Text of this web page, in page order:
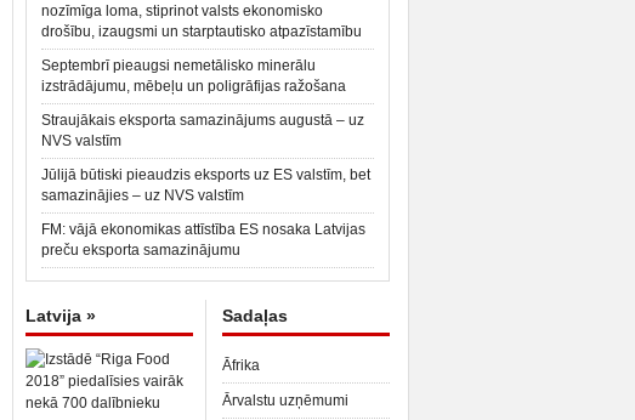
nozīmīga loma, stiprinot valsts ekonomisko
drošību, izaugsmi un starptautisko atpazīstamību
Septembrī pieaugsi nemetālisko minerālu
izstrādājumu, mēbeļu un poligrāfijas ražošana
Straujākais eksporta samazinājums augustā – uz
NVS valstīm
Jūlijā būtiski pieaudzis eksports uz ES valstīm, bet
samazinājies – uz NVS valstīm
FM: vājā ekonomikas attīstība ES nosaka Latvijas
preču eksporta samazinājumu
Latvija » Sadaļas
Āfrika
Ārvalstu uzņēmumi